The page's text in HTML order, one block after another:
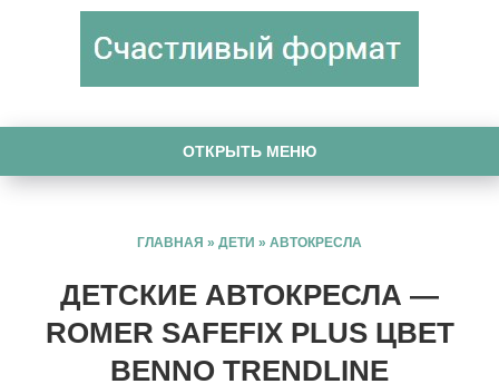
ОТКРЫТЬ МЕНЮ
ГЛАВНАЯ » ДЕТИ » АВТОКРЕСЛА
ДЕТСКИЕ АВТОКРЕСЛА —
ROMER SAFEFIX PLUS ЦВЕТ
BENNO TRENDLINE